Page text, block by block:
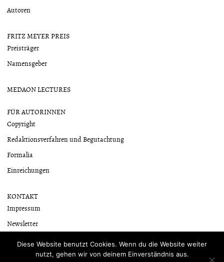
Autoren
FRITZ MEYER PREIS
Preisträger
Namensgeber
MEDAON LECTURES
FÜR AUTORINNEN
Copyright
Redaktionsverfahren und Begutachtung
Formalia
Einreichungen
KONTAKT
Impressum
Newsletter
Diese Website benutzt Cookies. Wenn du die Website weiter
nutzt, gehen wir von deinem Einverständnis aus.